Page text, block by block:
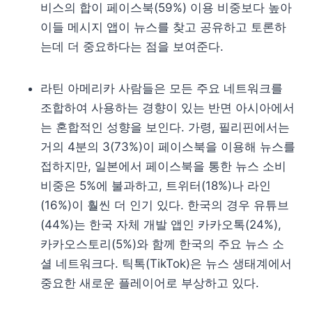
비스의 합이 페이스북(59%) 이용 비중보다 높아
이들 메시지 앱이 뉴스를 찾고 공유하고 토론하
는데 더 중요하다는 점을 보여준다.
라틴 아메리카 사람들은 모든 주요 네트워크를
조합하여 사용하는 경향이 있는 반면 아시아에서
는 혼합적인 성향을 보인다. 가령, 필리핀에서는
거의 4분의 3(73%)이 페이스북을 이용해 뉴스를
접하지만, 일본에서 페이스북을 통한 뉴스 소비
비중은 5%에 불과하고, 트위터(18%)나 라인
(16%)이 훨씬 더 인기 있다. 한국의 경우 유튜브
(44%)는 한국 자체 개발 앱인 카카오톡(24%),
카카오스토리(5%)와 함께 한국의 주요 뉴스 소
셜 네트워크다. 틱톡(TikTok)은 뉴스 생태계에서
중요한 새로운 플레이어로 부상하고 있다.